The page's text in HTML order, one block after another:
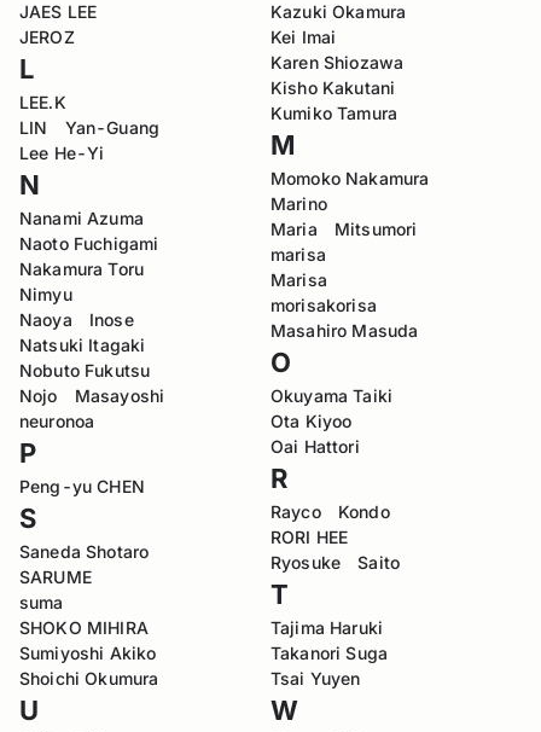
JAES LEE
JEROZ
L
LEE.K
LIN Yan-Guang
Lee He-Yi
N
Nanami Azuma
Naoto Fuchigami
Nakamura Toru
Nimyu
Naoya Inose
Natsuki Itagaki
Nobuto Fukutsu
Nojo Masayoshi
neuronoa
P
Peng-yu CHEN
S
Saneda Shotaro
SARUME
suma
SHOKO MIHIRA
Sumiyoshi Akiko
Shoichi Okumura
U
Kazuki Okamura
Kei Imai
Karen Shiozawa
Kisho Kakutani
Kumiko Tamura
M
Momoko Nakamura
Marino
Maria Mitsumori
marisa
Marisa
morisakorisa
Masahiro Masuda
O
Okuyama Taiki
Ota Kiyoo
Oai Hattori
R
Rayco Kondo
RORI HEE
Ryosuke Saito
T
Tajima Haruki
Takanori Suga
Tsai Yuyen
W